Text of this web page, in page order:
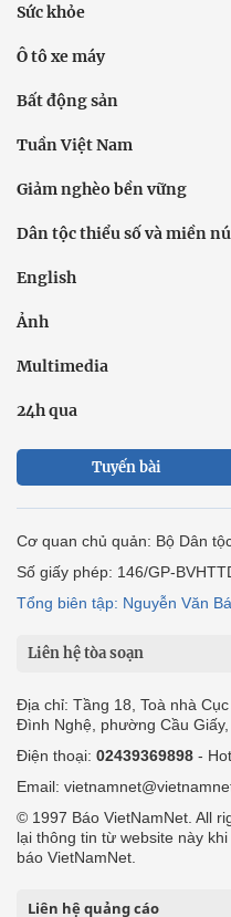
Sức khỏe
Ô tô xe máy
Bất động sản
Tuần Việt Nam
Giảm nghèo bền vững
Dân tộc thiểu số và miền
English
Ảnh
Multimedia
24h qua
Tuyến bài
Cơ quan chủ quản: Bộ Dân
Số giấy phép: 146/GP-
Tổng biên tập: Nguyễn Văn Bá
Liên hệ tòa soạn
Địa chỉ: Tầng 18, Toà nhà
Đình Nghệ, phường Cầu Giấy,
Điện thoại: 02439369898 -
Email:
© 1997 Báo VietNamNet. All
lại thông tin từ website này
báo VietNamNet.
Liên hệ quảng cáo